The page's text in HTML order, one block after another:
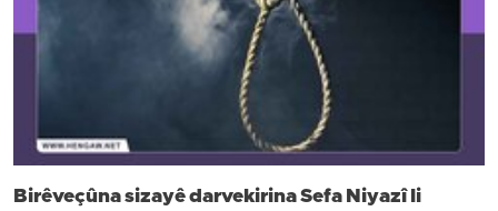
Birêveçûna sizayê darvekirina Sefa Niyazî li